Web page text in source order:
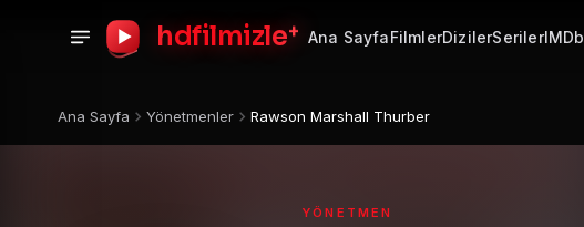
hdfilmizle+ Ana SayfaFilmlerDizilerSerilerIMDb
Ana Sayfa Yönetmenler Rawson Marshall Thurber
YÖNETMEN